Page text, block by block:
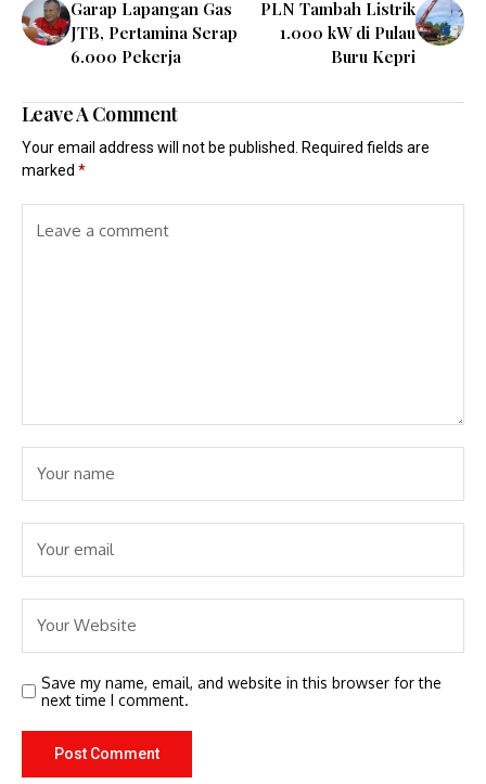
Garap Lapangan Gas
JTB, Pertamina Serap
6.000 Pekerja
PLN Tambah Listrik
1.000 kW di Pulau
Buru Kepri
Leave A Comment
Your email address will not be published.
Required fields are
marked *
Save my name, email, and website in this browser for the
next time I comment.